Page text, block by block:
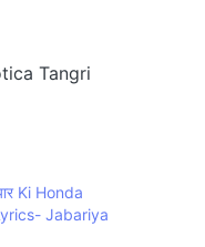
Tangri
Ki Honda
Jabariya